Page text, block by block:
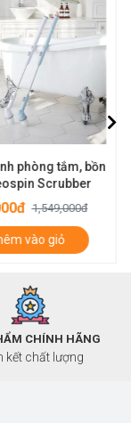
sạch vệ sinh đa
CL1000-
M2
1,549,000đ
vào giỏ
CHÍNH HÃNG
kết chất lượng